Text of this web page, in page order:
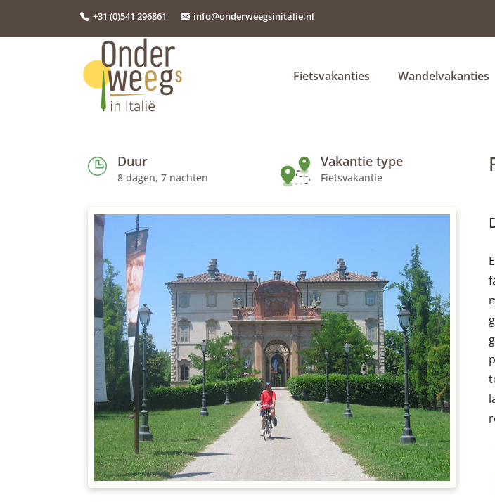
+31 (0)541 296861 info@onderweegsinitalie.nl
Fietsvakanties Wandelvakanties
Duur
8 dagen, 7 nachten
Vakantie type
Fietsvakantie